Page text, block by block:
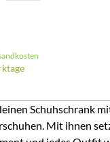
Schuhschrank
Mit ihnen